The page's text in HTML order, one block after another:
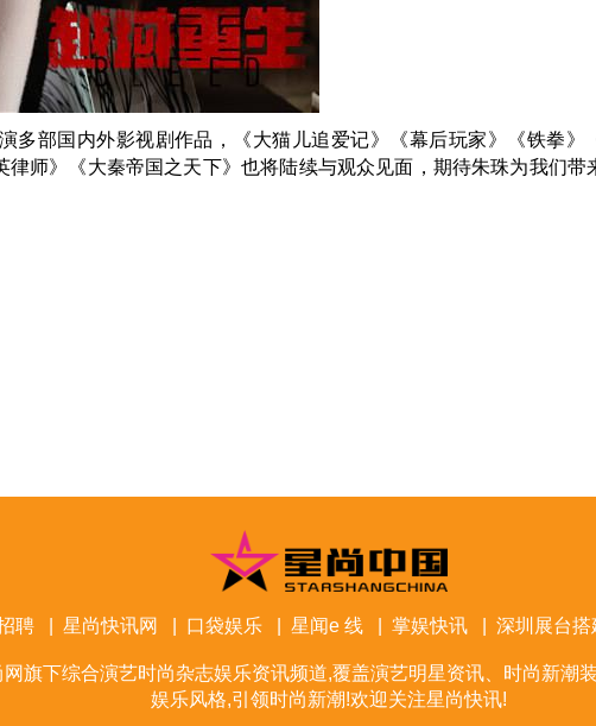
多部国内外影视剧作品，《大猫儿追爱记》《幕后玩家》《铁拳》
师》《大秦帝国之天下》也将陆续与观众见面，期待朱珠为我们带
聘| 星尚快讯网 口袋娱乐| 星闻e 线| 掌娱快讯| 深圳展台搭
旗下综合演艺时尚杂志娱乐资讯频道,覆盖演艺明星资讯、时尚新潮
娱乐风格,引领时尚新潮!欢迎关注星尚快讯!